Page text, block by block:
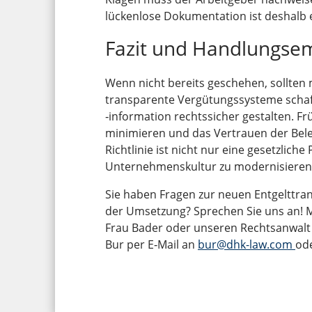
lückenlose Dokumentation ist deshalb
Fazit und
Wenn nicht bereits geschehen,
transparente Vergütungssysteme
‑information rechtssicher gestalten.
minimieren und das Vertrauen der
Richtlinie ist nicht nur eine gesetzliche
Unternehmenskultur zu
Sie haben Fragen zur neuen
der Umsetzung? Sprechen Sie uns
Frau Bader oder unseren
Bur per E‑Mail an bur@dhk-law.com